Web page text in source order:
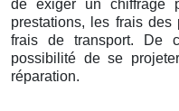
de exiger un chiffrage
prestations, les frais
frais de transport. De
possibilité de se
réparation.